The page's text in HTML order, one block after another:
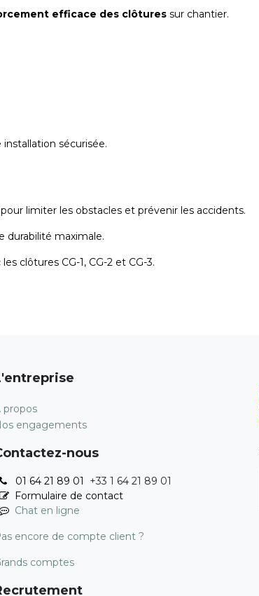
efficace des clôtures sur chantier.
installation sécurisée.
limiter les obstacles et prévenir les accidents.
durabilité maximale.
clôtures CG-1, CG-2 et CG-3.
propos
engagements
nous
01 64 21 89 01 +33 1 64 21 89 01
Formulaire de contact
Chat en ligne
encore de compte client ?
comptes